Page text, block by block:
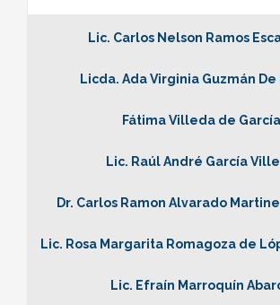
Lic. Carlos Nelson Ramos
Licda. Ada Virginia Guzmán De
Fátima Villeda de García
Lic. Raúl André García
Dr. Carlos Ramon Alvarado
Lic. Rosa Margarita Romagoza de
Lic. Efraín Marroquín